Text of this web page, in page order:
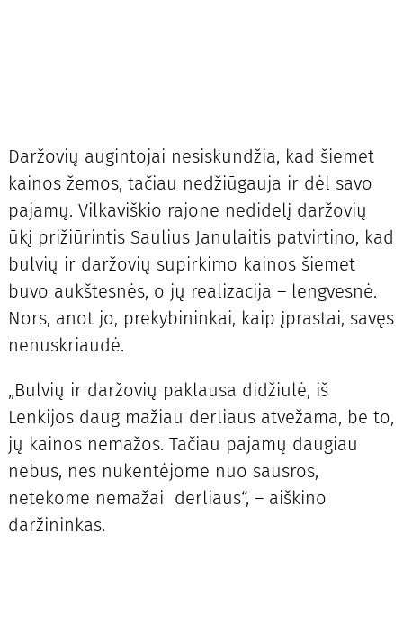
Daržovių augintojai nesiskundžia, kad šiemet
kainos žemos, tačiau nedžiūgauja ir dėl savo
pajamų. Vilkaviškio rajone nedidelį daržovių
ūkį prižiūrintis Saulius Janulaitis patvirtino, kad
bulvių ir daržovių supirkimo kainos šiemet
buvo aukštesnės, o jų realizacija – lengvesnė.
Nors, anot jo, prekybininkai, kaip įprastai, savęs
nenuskriaudė.
„Bulvių ir daržovių paklausa didžiulė, iš
Lenkijos daug mažiau derliaus atvežama, be to,
jų kainos nemažos. Tačiau pajamų daugiau
nebus, nes nukentėjome nuo sausros,
netekome nemažai derliaus“, – aiškino
daržininkas.